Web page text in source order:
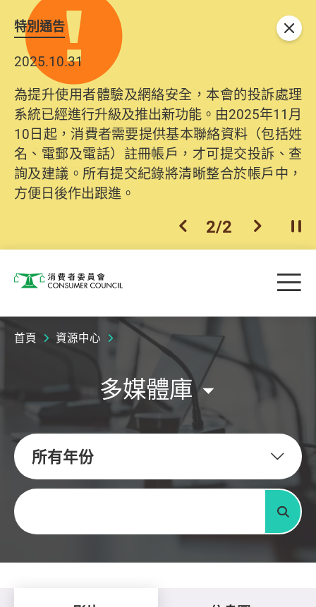
特別通告
2025.10.31
為提升使用者體驗及網絡安全，本會的投訴處理
系統已經進行升級及推出新功能。由2025年11月
10日起，消費者需要提供基本聯絡資料（包括姓
名、電郵及電話）註冊帳戶，才可提交投訴、查
詢及建議。所有提交紀錄將清晰整合於帳戶中，
方便日後作出跟進。
上一個
2/2 下一個開
關閉
消費者委員會 目
首頁 資源中心
多媒體庫
所有年份
關鍵字
搜尋